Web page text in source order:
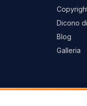
Dicono
Blog
Galleria